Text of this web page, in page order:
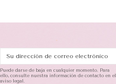
Puede darse de baja en cualquier momento. Para
ello, consulte nuestra información de contacto en el
aviso legal.